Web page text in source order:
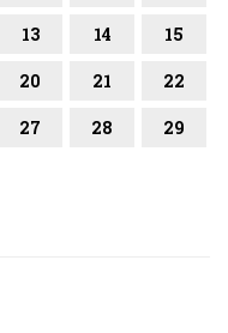
13 14 15
20 21 22
27 28 29